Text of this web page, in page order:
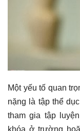
Một yếu tố quan
nặng là tập thể
tham gia tập